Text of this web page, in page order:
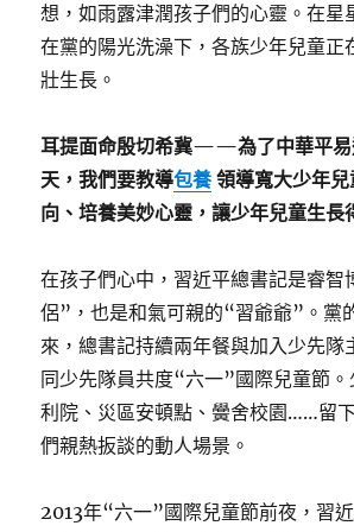
想，如雨露津潤孩子們的心靈。在星
在黨的陽光洗澡下，各族少年兒童正
壯生長。
耳提面命殷切希冀——為了中華平易
天，我們要教導包養 領導寬大少年
向、培養美妙心靈，讓少年兒童生長
在孩子們心中，習近平總書記是睿智
侶”，也是和氣可親的“習爺爺”。黨
來，總書記持續兩年餐與加入少先隊
同少先隊員共度“六一”國際兒童節
利院、災區安頓點、黌舍校園……留
們親熱扳談的動人場景。
2013年“六一”國際兒童節前夜，習